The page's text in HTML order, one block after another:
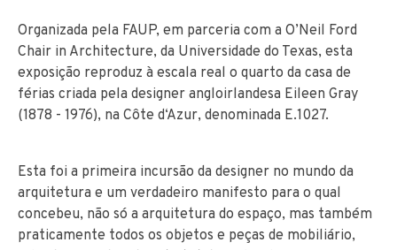
Organizada pela FAUP, em parceria com a O’Neil Ford
Chair in Architecture, da Universidade do Texas, esta
exposição reproduz à escala real o quarto da casa de
férias criada pela designer angloirlandesa Eileen Gray
(1878 - 1976), na Côte d‘Azur, denominada E.1027.
Esta foi a primeira incursão da designer no mundo da
arquitetura e um verdadeiro manifesto para o qual
concebeu, não só a arquitetura do espaço, mas também
praticamente todos os objetos e peças de mobiliário,